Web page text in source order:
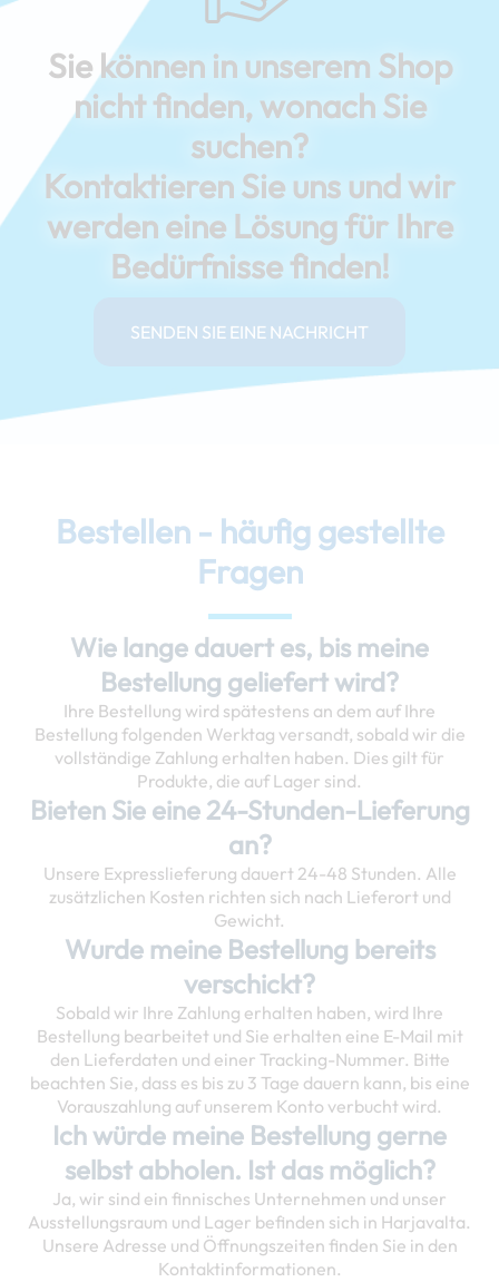
Sie können in unserem Shop
nicht finden, wonach Sie
suchen?
Kontaktieren Sie uns und wir
werden eine Lösung für Ihre
Bedürfnisse finden!
SENDEN SIE EINE NACHRICHT
Bestellen - häufig gestellte
Fragen
Wie lange dauert es, bis meine
Bestellung geliefert wird?
Ihre Bestellung wird spätestens an dem auf Ihre
Bestellung folgenden Werktag versandt, sobald wir die
vollständige Zahlung erhalten haben. Dies gilt für
Produkte, die auf Lager sind.
Bieten Sie eine 24-Stunden-Lieferung
an?
Unsere Expresslieferung dauert 24-48 Stunden. Alle
zusätzlichen Kosten richten sich nach Lieferort und
Gewicht.
Wurde meine Bestellung bereits
verschickt?
Sobald wir Ihre Zahlung erhalten haben, wird Ihre
Bestellung bearbeitet und Sie erhalten eine E-Mail mit
den Lieferdaten und einer Tracking-Nummer. Bitte
beachten Sie, dass es bis zu 3 Tage dauern kann, bis eine
Vorauszahlung auf unserem Konto verbucht wird.
Ich würde meine Bestellung gerne
selbst abholen. Ist das möglich?
Ja, wir sind ein finnisches Unternehmen und unser
Ausstellungsraum und Lager befinden sich in Harjavalta.
Unsere Adresse und Öffnungszeiten finden Sie in den
Kontaktinformationen.